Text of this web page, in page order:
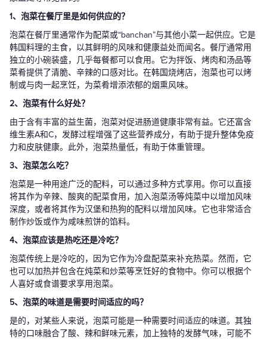
1、泡菜在餐厅里是如何供应的？
泡菜在餐厅里通常作为配菜或“banchan”与其他小菜一起供应。它是
韩国料理的主食，以其鲜明的风味和健康益处而闻名。餐厅通常用
独立的小碗装盛，几乎每餐都可以食用。它为拌饭、烤肉和汤品等
菜肴提供了清脆、辛辣的口感对比。在韩国烧烤店，泡菜也可以烤
制或与肉一起烹饪，为菜肴增添浓郁的烟熏风味。
2、泡菜有什么好处？
由于含有丰富的益生菌，泡菜对促进肠道健康非常有益。它还富含
维生素A和C，发酵过程增强了这些营养成分，有助于提升整体免疫
力和皮肤健康。此外，泡菜热量低，有助于体重管理。
3、泡菜怎么吃？
泡菜是一种用途广泛的配料，可以通过多种方式享用。你可以直接
将其作为辛辣、酸爽的配菜食用，加入泡菜汤等炖菜中以增加风味
深度，或者将其作为汉堡和热狗的配料以增加风味。它也非常适合
制作炒饭或作为咸味煎饼的馅料。
4、泡菜应该是热吃还是冷吃？
泡菜传统上是冷吃的，因为它作为冷盘配菜来补充热菜。然而，它
也可以加热并包含在炖菜和炒菜等烹饪好的食物中。你可以根据个
人喜好或食谱要求享用泡菜。
5、泡菜的味道是需要时间适应的吗？
是的，对某些人来说，泡菜可能是一种需要时间适应的味道。其独
特的口味融合了酸、辣和鲜味元素，加上独特的发酵气味，可能不